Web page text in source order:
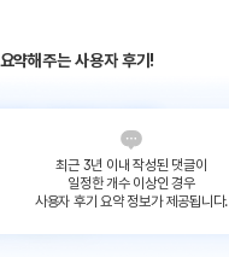
약해주는 사용자 후기!
최근 3년 이내 작성된 댓글이
일정한 개수 이상인 경우
사용자 후기 요약 정보가 제공됩니다.